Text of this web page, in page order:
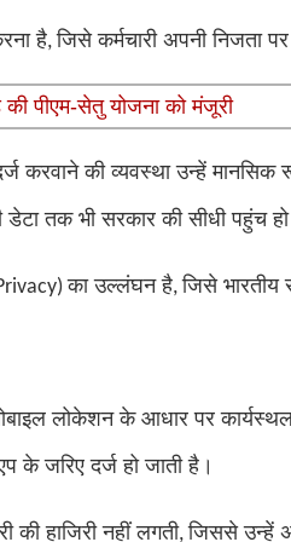
है,जिसे कर्मचारी अपनी निजता
पीएम-सेतु योजना को मंजूरी
करवाने की व्यवस्था उन्हें
तक भी सरकार की सीधी पहुंच
का उल्लंघन है,जिसे भारतीय
लोकेशन के आधार पर
के जरिए दर्ज हो जाती है।
की हाजिरी नहीं लगती,जिससे उन्हें